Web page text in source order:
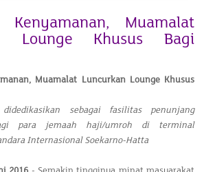
Kenyamanan, Muamalat
Lounge Khusus Bagi
Muamalat Luncurkan Lounge Khusus
sebagai fasilitas penunjang
para jemaah haji/umroh di terminal
Internasional Soekarno-Hatta